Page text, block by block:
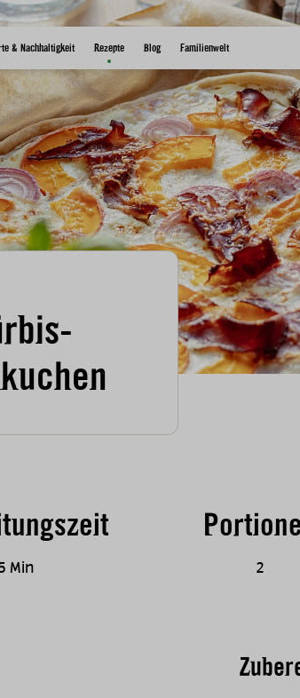
& Nachhaltigkeit Rezepte Blog Familienwelt
Min 2